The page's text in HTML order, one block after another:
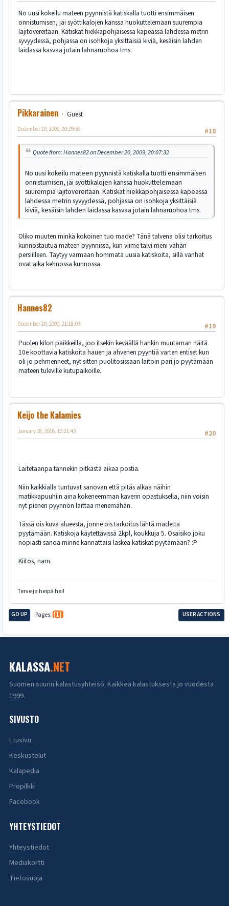
No uusi kokeilu mateen pyynnistä katiskalla tuotti ensimmäisen
onnistumisen, jäi syöttikalojen kanssa huokuttelemaan suurempia
lajitovereitaan. Katiskat hiekkapohjaisessa kapeassa lahdessa metrin
syvyydessä, pohjassa on isohkoja yksittäisiä kiviä, kesäisin lahden
laidassa kasvaa jotain lahnaruohoa tms.
Pikkarainen
Guest
#18
December 20, 2009, 20:29:59
Quote from: Hannes82 on December 20, 2009, 20:07:32
No uusi kokeilu mateen pyynnistä katiskalla tuotti ensimmäisen
onnistumisen, jäi syöttikalojen kanssa huokuttelemaan
suurempia lajitovereitaan. Katiskat hiekkapohjaisessa kapeassa
lahdessa metrin syvyydessä, pohjassa on isohkoja yksittäisiä
kiviä, kesäisin lahden laidassa kasvaa jotain lahnaruohoa tms.
Oliko muuten minkä kokoinen tuo made? Tänä talvena olisi tarkoitus
kunnostautua mateen pyynnissä, kun viime talvi meni vähän
persiilleen. Täytyy varmaan hommata uusia katiskoita, sillä vanhat
ovat aika kehnossa kunnossa.
Hannes82
#19
December 20, 2009, 21:18:03
Puolen kilon paikkeilla, joo itsekin keväällä hankin muutaman näitä
10e koottavia katiskoita hauen ja ahvenen pyyntiä varten entiset kun
oli jo pehmenneet, nyt sitten puolitosissaan laitoin pari jo pyytämään
mateen tuleville kutupaikoille.
Keijo the Kalamies
#20
January 18, 2016, 12:21:43
Laitetaanpa tännekin pitkästä aikaa postia.
Niin kaikkialla tuntuvat sanovan että pitäs alkaa näihin
matikkapuuhiin aina kokeneemman kaverin opastuksella, niin voisin
nyt pienen pyynnön laittaa menemähän.
Tässä ois kuva alueesta, jonne ois tarkoitus lähtä madetta
pyytämään. Katiskoja käytettävissä 2kpl, koukkuja 5. Osaisiko joku
nopiasti sanoa minne kannattaisi laskea katiskat pyytämään? :P
Kiitos, nam.
Terve ja heipä hei!
GO UP Pages 1 USER ACTIONS
KALASSA.NET
Suomen suurin kalastusyhteisö. Kaikkea kalastuksesta jo vuodesta
1999.
SIVUSTO
Etusivu
Keskustelut
Kalapedia
Propilkki
Facebook
YHTEYSTIEDOT
Yhteystiedot
Mediakortti
Tietosuoja